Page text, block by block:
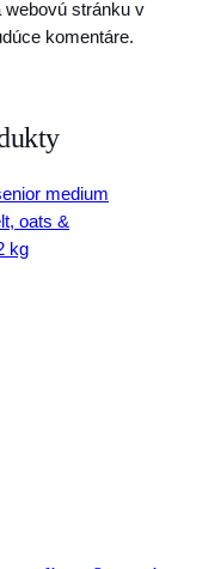
webovú stránku v
komentáre.